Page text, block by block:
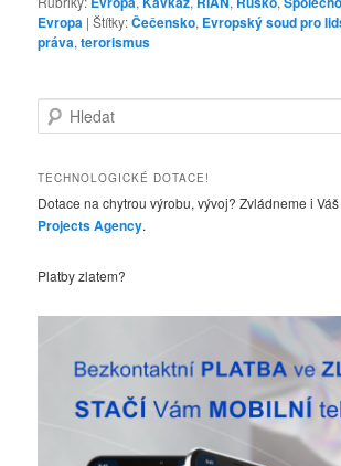
Evropa |Štítky:Čečensko, Evropský soud pro
práva,terorismus
l
d
t
TECHNOLOGICKÉ DOTACE!
Dotace na chytrou výrobu, vývoj? Zvládneme i
Projects Agency.
Platby zlatem?